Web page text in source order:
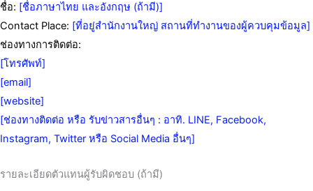
ชื่อ: [ชื่อภาษาไทย และอังกฤษ (ถ้ามี)]
Contact Place: [ที่อยู่สำนักงานใหญ่ สถานที่ทำงานของผู้ควบคุมข้อมูล]
ช่องทางการติดต่อ:
[โทรศัพท์]
[email]
[website]
[ช่องทางติดต่อ หรือ รับข่าวสารอื่นๆ : อาทิ. LINE, Facebook,
Instagram, Twitter หรือ Social Media อื่นๆ]
รายละเอียดตัวแทนผู้รับผิดชอบ (ถ้ามี)